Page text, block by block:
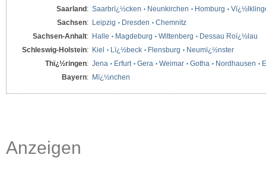
Saarland: Saarbrï¿½cken Neunkirchen Homburg
Sachsen: Leipzig Dresden
Chemnitz
Sachsen-Anhalt: Halle Magdeburg Wittenberg
Dessau Roï¿½lau
Schleswig-Holstein: Kiel Lï¿½beck Flensburg
Neumï¿½nster
Thï¿½ringen: Jena Erfurt Gera Weimar Gotha Nordhausen
Bayern: Mï¿½nchen
Anzeigen